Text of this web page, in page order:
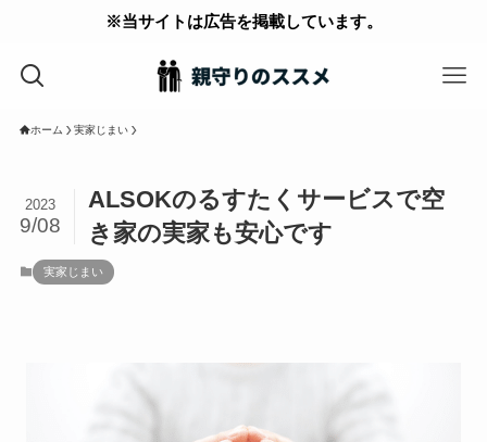
※当サイトは広告を掲載しています。
ホーム 実家じまい
ALSOKのるすたくサービスで空
き家の実家も安心です
2023
9/08
実家じまい